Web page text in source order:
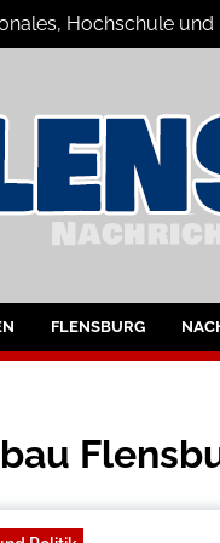
Hochschule
und
FLENSBURG